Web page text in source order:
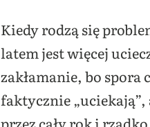
Kiedy rodzą się
latem jest więcej
zakłamanie, bo spora
faktycznie
przez cały rok i